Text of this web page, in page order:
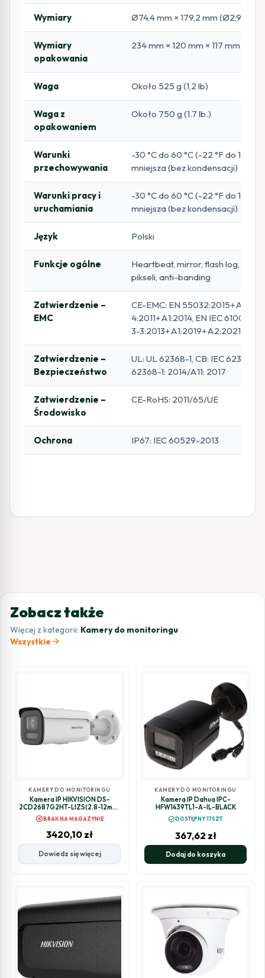
Wymiary Ø74,4 mm × 179,2 mm (Ø2,9″ ×
Wymiary
opakowania
234 mm × 120 mm × 117 mm (9,2″
Waga Około 525 g (1,2 lb)
Waga z
opakowaniem
Około 750 g (1.7 lb.)
Warunki
przechowywania
-30 °C do 60 °C (-22 °F do 140
mniejsza (bez kondensacji)
Warunki pracy i
uruchamiania
-30 °C do 60 °C (-22 °F do 140
mniejsza (bez kondensacji)
Język Polski
Funkcje ogólne
Heartbeat, mirror, flash log, reset
pikseli, anti-banding
Zatwierdzenie –
EMC
CE-EMC: EN
4:2011+A1:2014, EN IEC 61000-
3-3:2013+A1:2019+A2:2021
Zatwierdzenie –
Bezpieczeństwo
UL: UL 62368-1, CB: IEC 62368-1:
62368-1: 2014/A11: 2017
Zatwierdzenie –
Środowisko
CE-RoHS: 2011/65/UE
Ochrona IP67: IEC 60529-2013
Zobacz także
Więcej z kategorii: Kamery do monitoringu
Wszystkie arrow_forward
KAMERY DO MONITORINGU
Kamera IP HIKVISION DS-
2CD2687G2HT-LIZS(2.8-12mm)
(eF)
cancelBRAK NA MAGAZYNIE
3420,10 zł
Dowiedz się więcej
KAMERY DO MONITORINGU
Kamera IP Dahua IPC-
HFW1439TL1-A-IL-BLACK
check_circleDOSTĘPNY 17SZT.
367,62 zł
Dodaj do koszyka